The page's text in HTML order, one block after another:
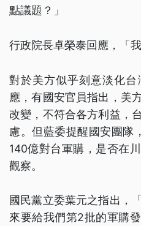
點議題？」
行政院長卓榮泰回應，「
對於美方似乎刻意淡化
應，有國安官員指出，美
改變，不符合各方利益，
慮。但藍委提醒國安團隊
140億對台軍購，是否在
觀察。
國民黨立委葉元之指出，
來要給我們第2批的軍購